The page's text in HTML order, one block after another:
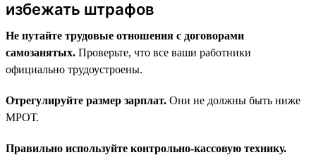
избежать штрафов
Не путайте трудовые отношения с договорами
самозанятых. Проверьте, что все ваши работники
официально трудоустроены.
Отрегулируйте размер зарплат. Они не должны быть ниже
МРОТ.
Правильно используйте контрольно-кассовую технику.